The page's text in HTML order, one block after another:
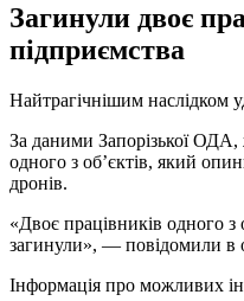
Загинули двоє
підприємства
Найтрагічнішим наслідком
За даними Запорізької
одного з об’єктів, який
дронів.
«Двоє працівників одного з
загинули», — повідомили в
Інформація про можливих